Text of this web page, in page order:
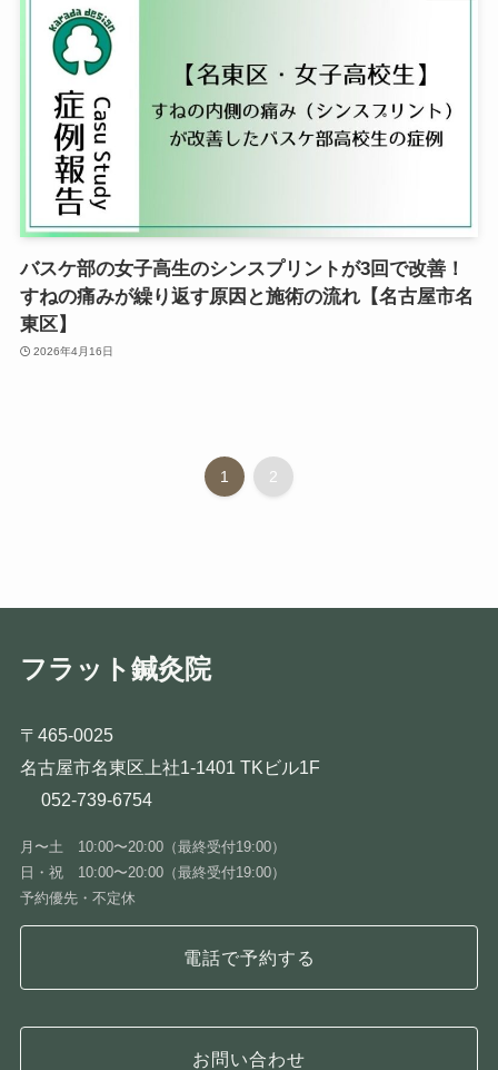
バスケ部の女子高生のシンスプリントが3回で改善！
すねの痛みが繰り返す原因と施術の流れ【名古屋市名
東区】
2026年4月16日
1 2
フラット鍼灸院
〒465-0025
名古屋市名東区上社1-1401 TKビル1F
052-739-6754
月〜土 10:00〜20:00（最終受付19:00）
日・祝 10:00〜20:00（最終受付19:00）
予約優先・不定休
電話で予約する
お問い合わせ